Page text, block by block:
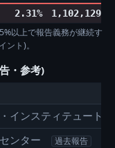
2.31% 1,102,129
以上で報告義務が継続す
ト)。
・参考)
インスティテュート
ンター 過去報告